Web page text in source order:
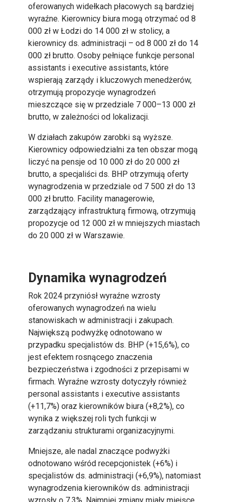
oferowanych widełkach płacowych są bardziej
wyraźne. Kierownicy biura mogą otrzymać od 8
000 zł w Łodzi do 14 000 zł w stolicy, a
kierownicy ds. administracji – od 8 000 zł do 14
000 zł brutto. Osoby pełniące funkcje personal
assistants i executive assistants, które
wspierają zarządy i kluczowych menedżerów,
otrzymują propozycje wynagrodzeń
mieszczące się w przedziale 7 000–13 000 zł
brutto, w zależności od lokalizacji.
W działach zakupów zarobki są wyższe.
Kierownicy odpowiedzialni za ten obszar mogą
liczyć na pensje od 10 000 zł do 20 000 zł
brutto, a specjaliści ds. BHP otrzymują oferty
wynagrodzenia w przedziale od 7 500 zł do 13
000 zł brutto. Facility managerowie,
zarządzający infrastrukturą firmową, otrzymują
propozycje od 12 000 zł w mniejszych miastach
do 20 000 zł w Warszawie.
Dynamika wynagrodzeń
Rok 2024 przyniósł wyraźne wzrosty
oferowanych wynagrodzeń na wielu
stanowiskach w administracji i zakupach.
Największą podwyżkę odnotowano w
przypadku specjalistów ds. BHP (+15,6%), co
jest efektem rosnącego znaczenia
bezpieczeństwa i zgodności z przepisami w
firmach. Wyraźne wzrosty dotyczyły również
personal assistants i executive assistants
(+11,7%) oraz kierowników biura (+8,2%), co
wynika z większej roli tych funkcji w
zarządzaniu strukturami organizacyjnymi.
Mniejsze, ale nadal znaczące podwyżki
odnotowano wśród recepcjonistek (+6%) i
specjalistów ds. administracji (+6,9%), natomiast
wynagrodzenia kierowników ds. administracji